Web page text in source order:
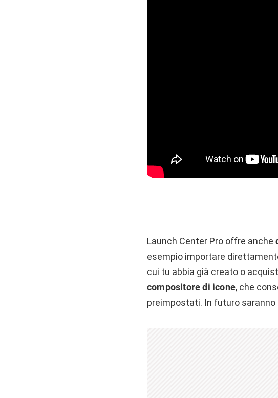
Launch Center Pro offre anche
esempio importare
cui tu abbia già creato o
compositore di icone, che
preimpostati. In futuro